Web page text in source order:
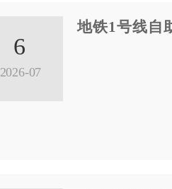
6
2026-07
地铁1号线自